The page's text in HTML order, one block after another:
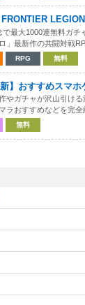
LEGION
で最大1000連無料ガ
」最新作の共闘対戦
RPG 無料
新】おすすめスマ
やガチャが沢山引け
ラおすすめなどを完全
無料